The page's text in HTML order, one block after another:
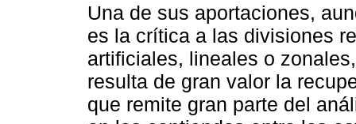
Una de sus aportaciones,
es la crítica a las divisiones
artificiales, lineales o
resulta de gran valor la
que remite gran parte del